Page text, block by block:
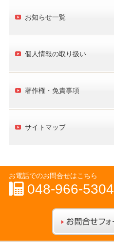
お知らせ一覧
個人情報の取り扱い
著作権・免責事項
サイトマップ
お電話でのお問合せはこちら
048-966-5304